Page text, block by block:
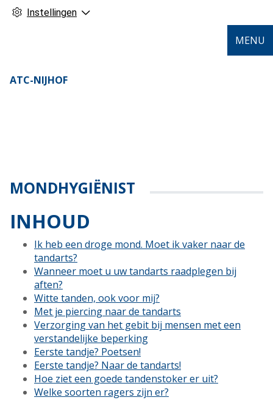
Instellingen
ATC-NIJHOF
MENU
MONDHYGIËNIST
INHOUD
Ik heb een droge mond. Moet ik vaker naar de
tandarts?
Wanneer moet u uw tandarts raadplegen bij
aften?
Witte tanden, ook voor mij?
Met je piercing naar de tandarts
Verzorging van het gebit bij mensen met een
verstandelijke beperking
Eerste tandje? Poetsen!
Eerste tandje? Naar de tandarts!
Hoe ziet een goede tandenstoker er uit?
Welke soorten ragers zijn er?